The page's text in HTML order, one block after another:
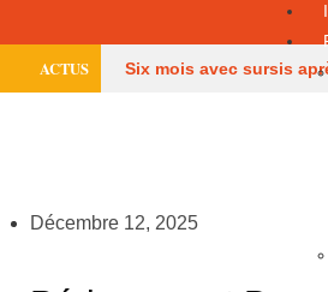
ACTUS Six mois avec sursis
médiévales préférées des
pompiers de Dordogne de
Décembre 12, 2025